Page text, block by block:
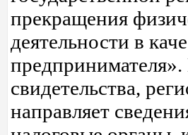
прекращения
деятельности в
свидетельства,
направляет